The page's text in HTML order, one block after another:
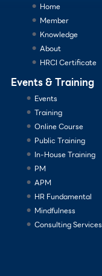
Home
Member
Knowledge
About
HRCI Certificate
Events & Training
Events
Training
Online Course
Public Training
In-House Training
PM
APM
HR Fundamental
Mindfulness
Consulting Services